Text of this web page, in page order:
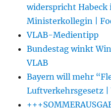
widerspricht Habeck
Ministerkollegin |
VLAB-Medientipp
Bundestag winkt
VLAB
Bayern will mehr
Luftverkehrsgesetz |